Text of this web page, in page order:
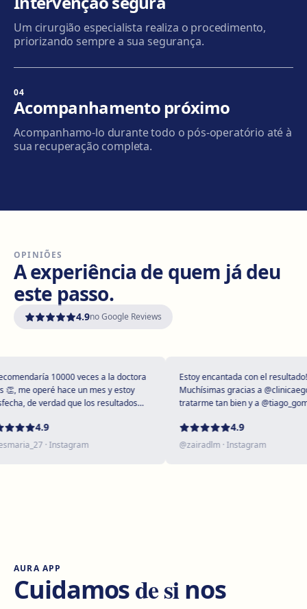
Mataró
Via Europa, 58, 08304 Mataró
Granollers
Carrer de Joan Prim, 58, 08402 Granollers
Como chegarVer clínica
Vilanova i la Geltrú
Avinguda del Garraf, 69, 08800 Vilanova i la Geltrú
Como chegarVer clínica
Como chegarVer clínica
Rambla President Francesc Macià, 10, 43005 Tarragona
Lleida
Carrer Enric Granados, 4, 25006 Lleida
Um cirurgião especialista realiza o procedimento,
priorizando sempre a sua segurança.
04
Acompanhamento próximo
Acompanhamo-lo durante todo o pós-operatório até à
sua recuperação completa.
OPINIÕES
A experiência de quem já deu
este passo.
4.9no Google Reviews
10000 veces a la doctora
me operé hace un mes y estoy
de verdad que los resultados
4.9
· Instagram
Estoy encantada con el resultado!
Muchísimas gracias a @clinicaegos
tratarme tan bien y a
expectativas sin duda ❤️
4.9
zairadlm· Instagram
AURA APP
Cuidamosde sinos